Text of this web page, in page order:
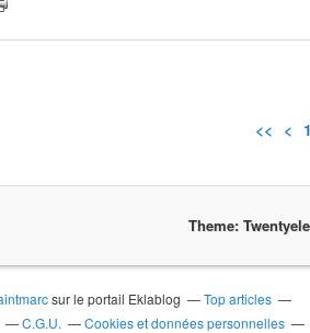
<< <
Theme:
sur le portail Eklablog
Top articles
C.G.U.
Cookies et données personnelles